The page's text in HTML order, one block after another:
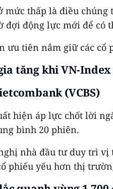
mức thấp là điều
đợi động lực mới để có
ưu tiên nắm giữ các cổ
tăng khi VN-
(VCBS)
hiện áp lực chốt lời
bình 20 phiên.
nhà đầu tư duy trì vị
phiếu yếu hơn thị